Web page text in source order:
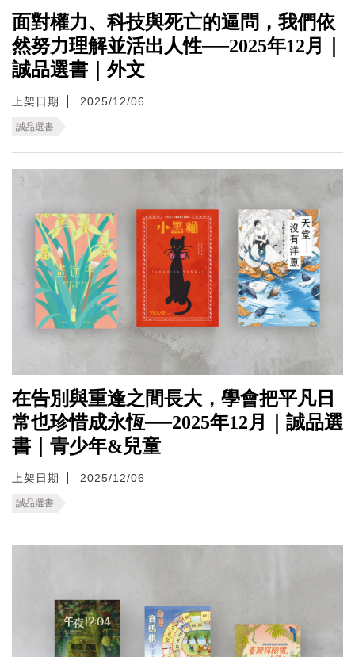
面對權力、科技與死亡的逼問，我們依
然努力理解並活出人性──2025年12月｜
誠品選書｜外文
上架日期 2025/12/06
誠品選書
在告別與重逢之間長大，學會把平凡日
常也珍惜成永恆──2025年12月｜誠品選
書｜青少年&兒童
上架日期 2025/12/06
誠品選書